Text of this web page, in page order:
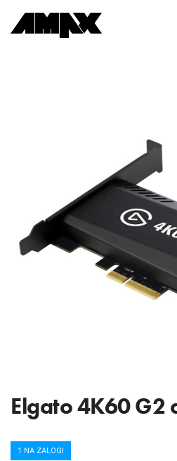
Elgato 4K60 G2
1 NA ZALOGI